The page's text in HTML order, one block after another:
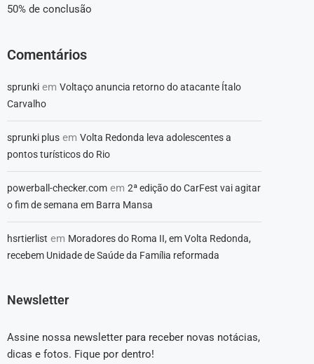
50% de conclusão
Comentários
sprunki em Voltaço anuncia retorno do atacante Ítalo
Carvalho
sprunki plus em Volta Redonda leva adolescentes a
pontos turísticos do Rio
powerball-checker.com em 2ª edição do CarFest vai agitar
o fim de semana em Barra Mansa
hsrtierlist em Moradores do Roma II, em Volta Redonda,
recebem Unidade de Saúde da Família reformada
Newsletter
Assine nossa newsletter para receber novas notácias,
dicas e fotos. Fique por dentro!